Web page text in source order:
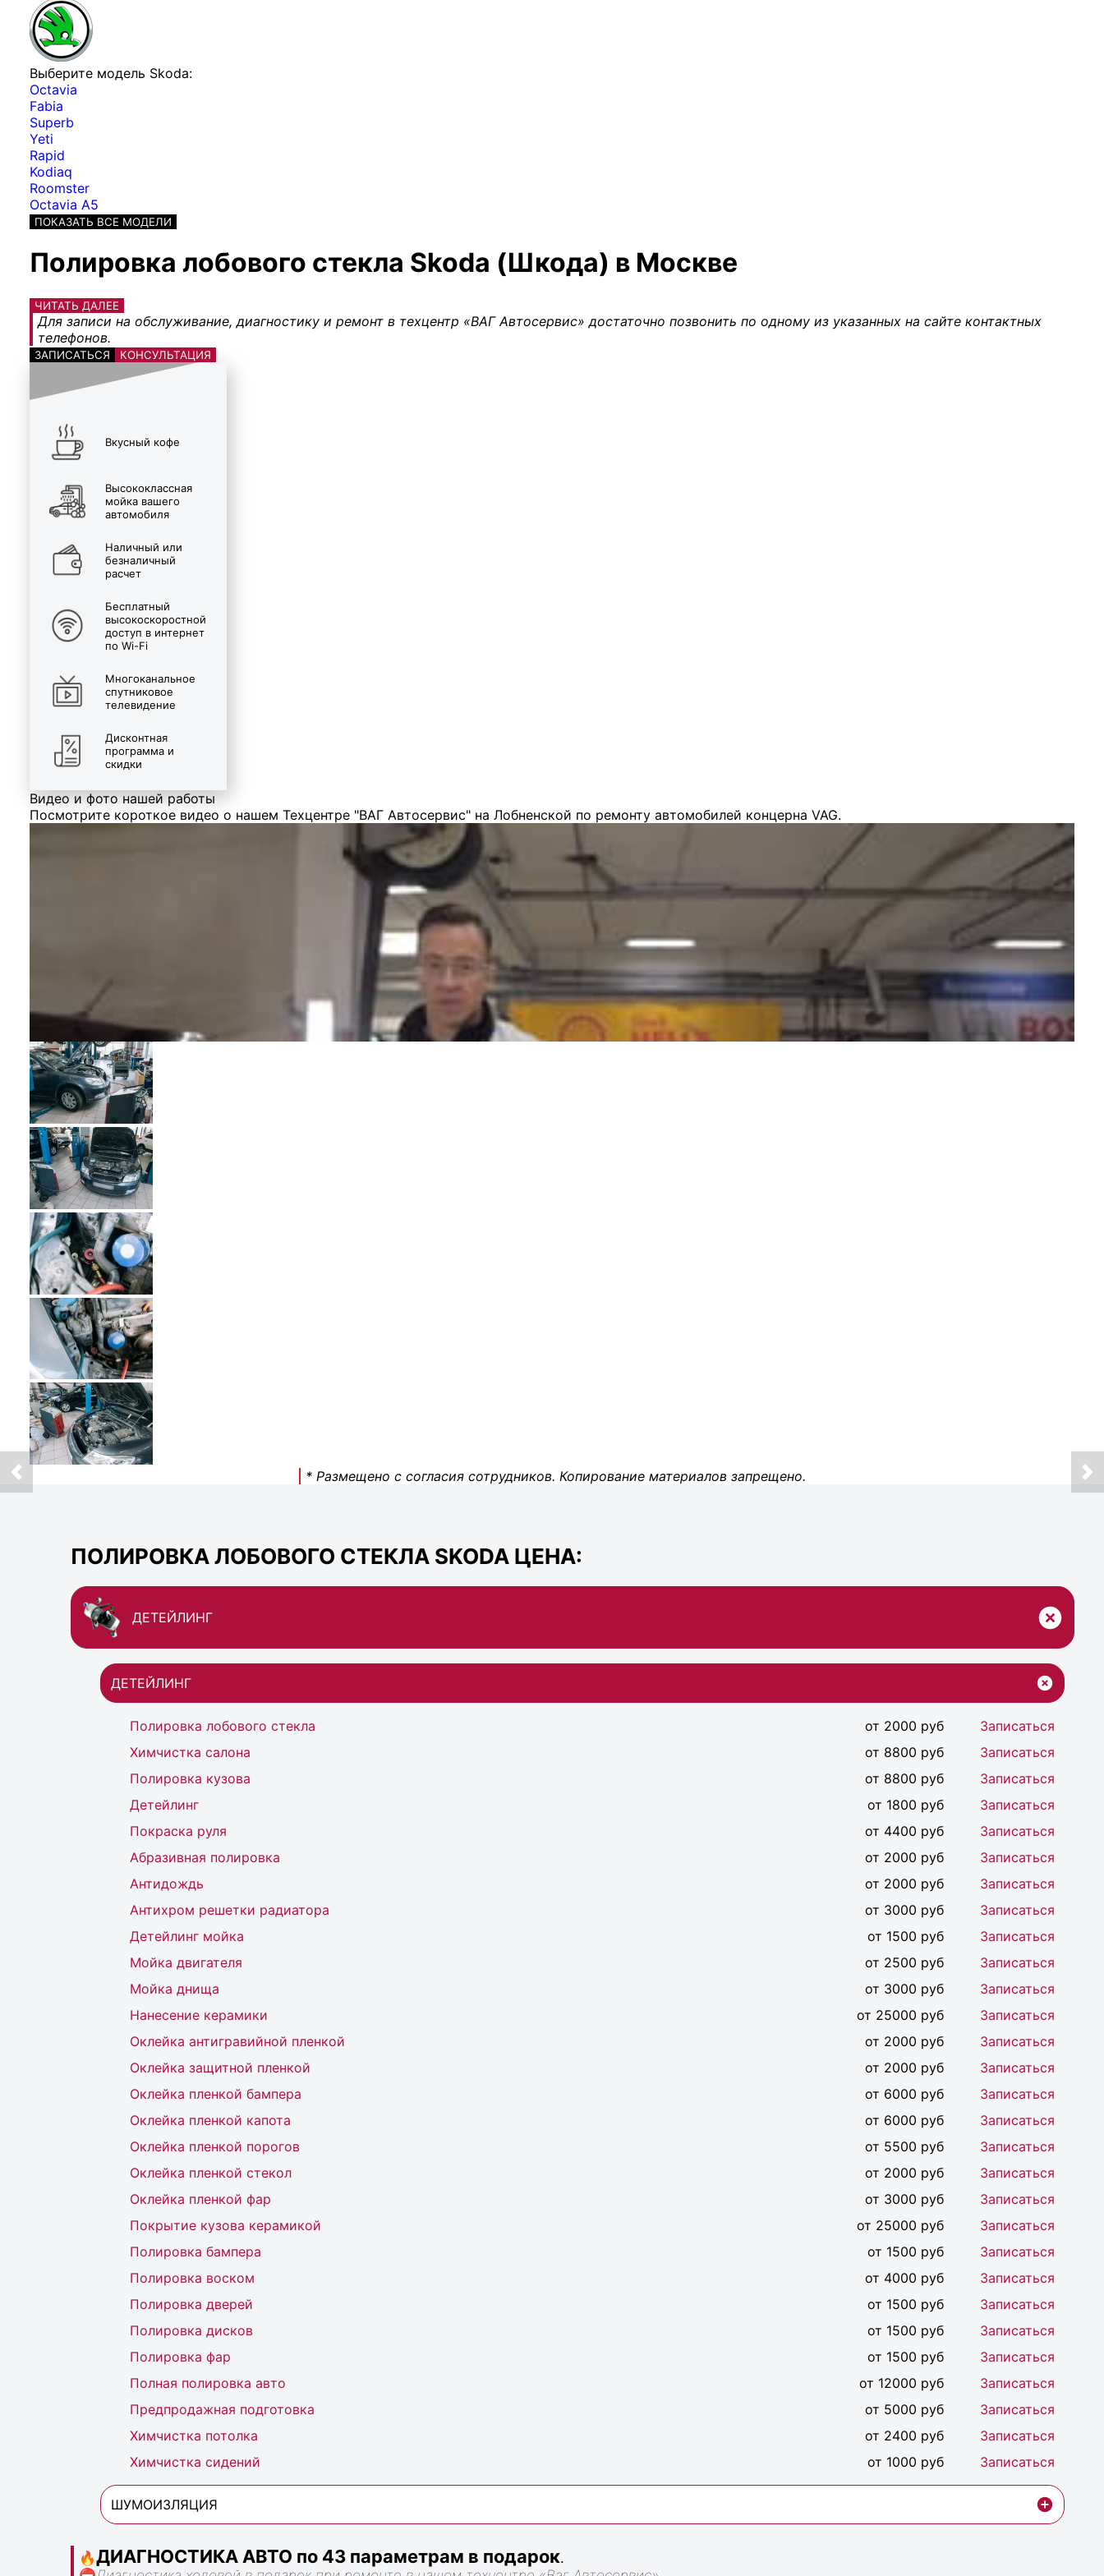
Выберите модель Skoda:
Octavia
Fabia
Superb
Yeti
Rapid
Kodiaq
Roomster
Octavia A5
ПОКАЗАТЬ ВСЕ МОДЕЛИ
Полировка лобового стекла Skoda (Шкода) в Москве
ЧИТАТЬ ДАЛЕЕ
Для записи на обслуживание, диагностику и ремонт в техцентр «ВАГ Автосервис» достаточно позвонить по одному из указанных на сайте контактных
телефонов.
ЗАПИСАТЬСЯ КОНСУЛЬТАЦИЯ
Вкусный кофе
Высококлассная
мойка вашего
автомобиля
Наличный или
безналичный
расчет
Бесплатный
высокоскоростной
доступ в интернет
по Wi-Fi
Многоканальное
спутниковое
телевидение
Дисконтная
программа и
скидки
Видео и фото нашей работы
Посмотрите короткое видео о нашем Техцентре "ВАГ Автосервис" на Лобненской по ремонту автомобилей концерна VAG.
* Размещено с согласия сотрудников. Копирование материалов запрещено.
ПОЛИРОВКА ЛОБОВОГО СТЕКЛА SKODA ЦЕНА:
ДЕТЕЙЛИНГ
ДЕТЕЙЛИНГ
Полировка лобового стекла от 2000 руб
Записаться
Химчистка салона
от 8800 руб
Записаться
Полировка кузова
от 8800 руб
Записаться
Детейлинг
от 1800 руб
Записаться
Покраска руля
от 4400 руб
Записаться
Абразивная полировка
от 2000 руб
Записаться
Антидождь
от 2000 руб
Записаться
Антихром решетки радиатора
от 3000 руб
Записаться
Детейлинг мойка
от 1500 руб
Записаться
Мойка двигателя
от 2500 руб
Записаться
Мойка днища
от 3000 руб
Записаться
Нанесение керамики
от 25000 руб
Записаться
Оклейка антигравийной пленкой
от 2000 руб
Записаться
Оклейка защитной пленкой
от 2000 руб
Записаться
Оклейка пленкой бампера
от 6000 руб
Записаться
Оклейка пленкой капота
от 6000 руб
Записаться
Оклейка пленкой порогов
от 5500 руб
Записаться
Оклейка пленкой стекол
от 2000 руб
Записаться
Оклейка пленкой фар
от 3000 руб
Записаться
Покрытие кузова керамикой
от 25000 руб
Записаться
Полировка бампера
от 1500 руб
Записаться
Полировка воском
от 4000 руб
Записаться
Полировка дверей
от 1500 руб
Записаться
Полировка дисков
от 1500 руб
Записаться
Полировка фар
от 1500 руб
Записаться
Полная полировка авто
от 12000 руб
Записаться
Предпродажная подготовка
от 5000 руб
Записаться
Химчистка потолка
от 2400 руб
Записаться
Химчистка сидений
от 1000 руб Записаться
ШУМОИЗЛЯЦИЯ
🔥ДИАГНОСТИКА АВТО по 43 параметрам в подарок.